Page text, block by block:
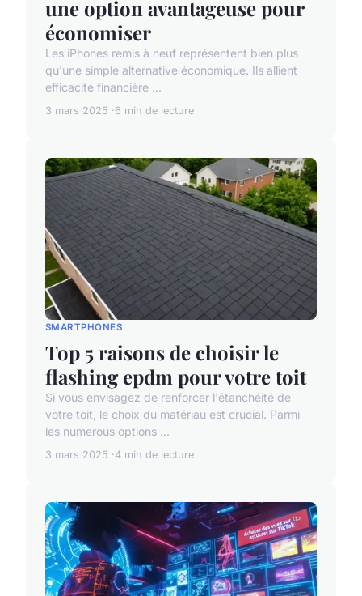
une option avantageuse pour
économiser
Les iPhones remis à neuf représentent bien plus
qu'une simple alternative économique. Ils allient
efficacité financière ...
3 mars 2025 6 min de lecture
SMARTPHONES
Top 5 raisons de choisir le
flashing epdm pour votre toit
Si vous envisagez de renforcer l'étanchéité de
votre toit, le choix du matériau est crucial. Parmi
les numerous options ...
3 mars 2025 4 min de lecture